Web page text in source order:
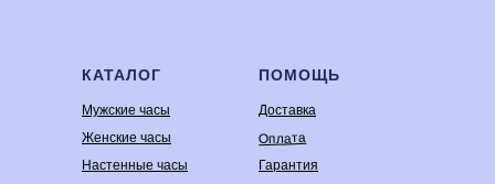
КАТАЛОГ
Мужские часы
Женские часы
Настенные часы
ПОМОЩЬ
Доставка
Оплата
Гарантия